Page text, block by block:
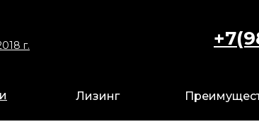
г.
Лизинг
г.
Лизинг